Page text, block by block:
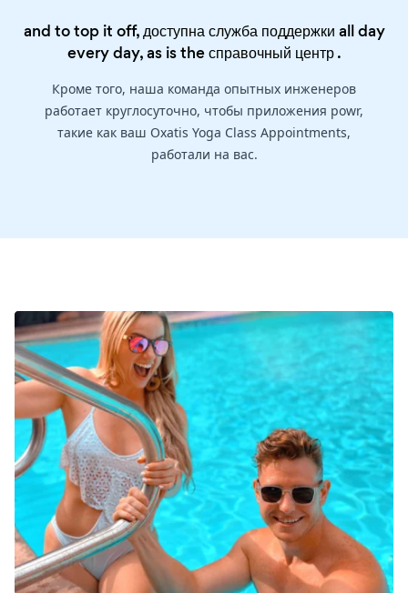
and to top it off, доступна служба поддержки all day
every day, as is theсправочный центр.
Кроме того, наша команда опытных инженеров
работает круглосуточно, чтобы приложения powr,
такие как ваш Oxatis Yoga Class Appointments,
работали на вас.